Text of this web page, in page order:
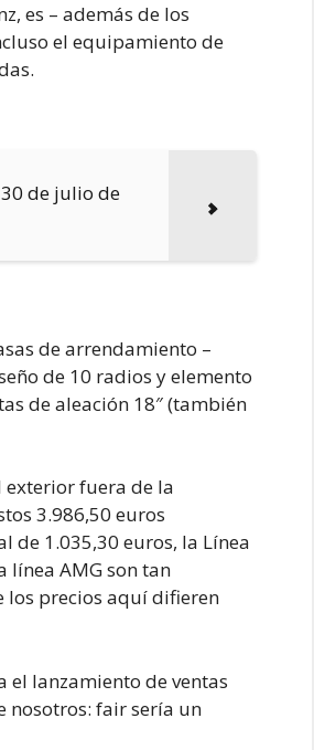
es – además de los
el equipamiento de
de julio de
de arrendamiento –
de 10 radios y elemento
de aleación 18″ (también
exterior fuera de la
3.986,50 euros
de 1.035,30 euros, la Línea
línea AMG son tan
los precios aquí difieren
lanzamiento de ventas
nosotros: fair sería un